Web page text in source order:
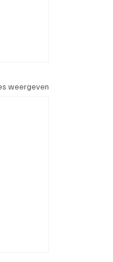
weergeven